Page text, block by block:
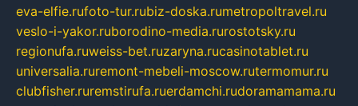
eva-elfie.rufoto-tur.rubiz-doska.rumetropoltravel.ru
veslo-i-yakor.ruborodino-media.rurostotsky.ru
regionufa.ruweiss-bet.ruzaryna.rucasinotablet.ru
universalia.ruremont-mebeli-moscow.rutermomur.ru
clubfisher.ruremstirufa.ruerdamchi.rudoramamama.ru